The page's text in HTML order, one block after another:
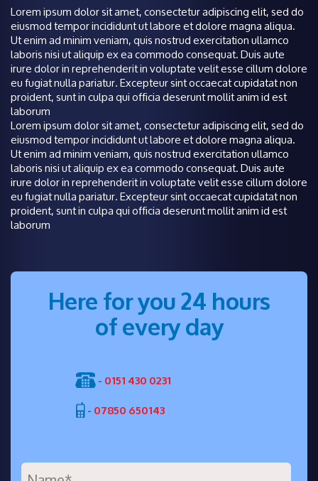
Lorem ipsum dolor sit amet, consectetur adipiscing elit, sed do
eiusmod tempor incididunt ut labore et dolore magna aliqua.
Ut enim ad minim veniam, quis nostrud exercitation ullamco
laboris nisi ut aliquip ex ea commodo consequat. Duis aute
irure dolor in reprehenderit in voluptate velit esse cillum dolore
eu fugiat nulla pariatur. Excepteur sint occaecat cupidatat non
proident, sunt in culpa qui officia deserunt mollit anim id est
laborum
Lorem ipsum dolor sit amet, consectetur adipiscing elit, sed do
eiusmod tempor incididunt ut labore et dolore magna aliqua.
Ut enim ad minim veniam, quis nostrud exercitation ullamco
laboris nisi ut aliquip ex ea commodo consequat. Duis aute
irure dolor in reprehenderit in voluptate velit esse cillum dolore
eu fugiat nulla pariatur. Excepteur sint occaecat cupidatat non
proident, sunt in culpa qui officia deserunt mollit anim id est
laborum
Here for you 24 hours
of every day
- 0151 430 0231
- 07850 650143